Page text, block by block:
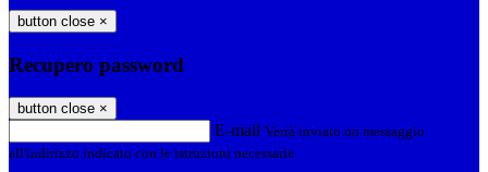
button close ×
Recupero password
button close ×
E-mail Verrà inviato un messaggio
all'indirizzo indicato con le istruzioni necessarie.